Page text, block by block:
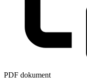
PDF dokument